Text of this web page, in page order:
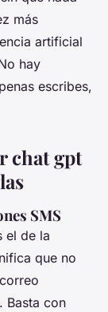
más
artificial
hay
escribes,
chat gpt
SMS
el de la
que no
Basta con